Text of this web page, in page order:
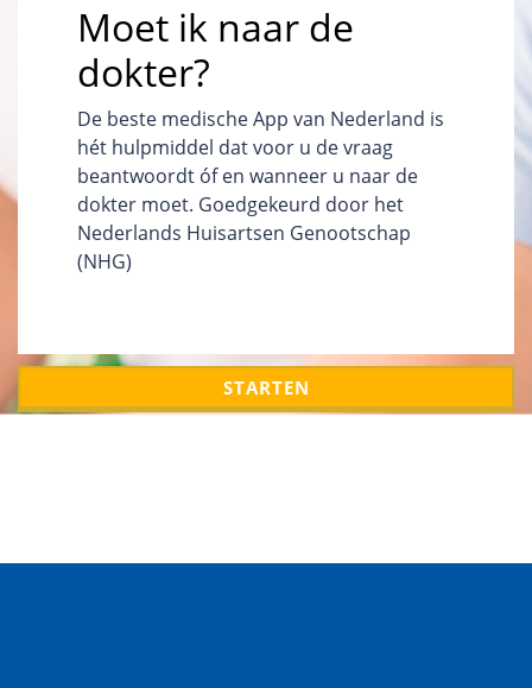
Moet ik naar de
dokter?
De beste medische App van Nederland is
hét hulpmiddel dat voor u de vraag
beantwoordt óf en wanneer u naar de
dokter moet. Goedgekeurd door het
Nederlands Huisartsen Genootschap
(NHG)
STARTEN